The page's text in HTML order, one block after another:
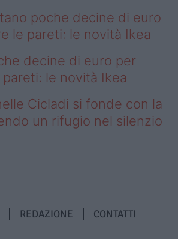
poche decine di euro
le pareti: le novità Ikea
decine di euro per
le novità Ikea
Cicladi si fonde con la
un rifugio nel silenzio
REDAZIONE CONTATTI